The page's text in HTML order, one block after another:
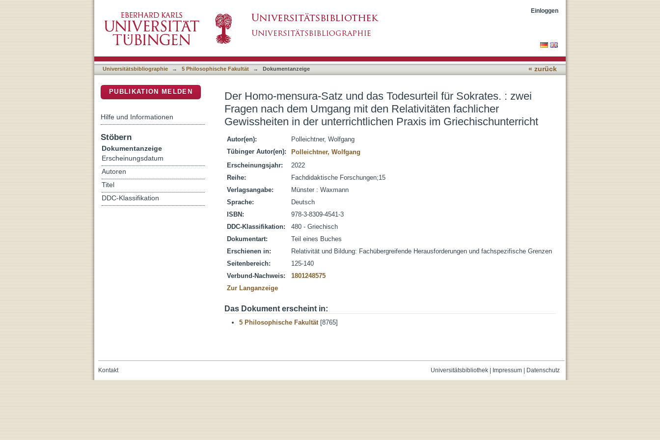
Der Homo-mensura-Satz und das Todesurteil für Sokrates. : zwei Fragen nach dem Umgang mit
den Relativitäten fachlicher Gewissheiten in der unterrichtlichen Praxis im Griechischunterricht
Einloggen
Universitätsbibliographie → 5 Philosophische Fakultät → Dokumentanzeige « zurück
Der Homo-mensura-Satz und das Todesurteil für Sokrates. : zwei
Fragen nach dem Umgang mit den Relativitäten fachlicher
Gewissheiten in der unterrichtlichen Praxis im Griechischunterricht
Autor(en):
Polleichtner, Wolfgang
Tübinger Autor(en):
Polleichtner, Wolfgang
Erscheinungsjahr:
2022
Reihe:
Fachdidaktische Forschungen;15
Verlagsangabe:
Münster : Waxmann
Sprache:
Deutsch
ISBN:
978-3-8309-4541-3
DDC-Klassifikation:
480 - Griechisch
Dokumentart:
Teil eines Buches
Erschienen in:
Relativität und Bildung: Fachübergreifende Herausforderungen und fachspezifische Grenzen
Seitenbereich:
125-140
Verbund-Nachweis:
1801248575
Zur Langanzeige
Das Dokument erscheint in:
5 Philosophische Fakultät[8765]
PUBLIKATION MELDEN
Hilfe und Informationen
Stöbern
Dokumentanzeige
Erscheinungsdatum
Autoren
Titel
DDC-Klassifikation
Universitätsbibliothek| Impressum| Datenschutz
Kontakt